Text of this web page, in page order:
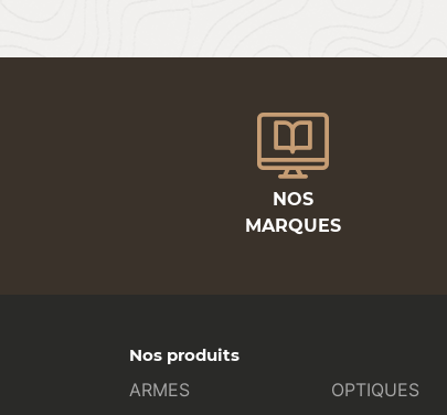
NOS
MARQUES
Nos produits
ARMES OPTIQUES